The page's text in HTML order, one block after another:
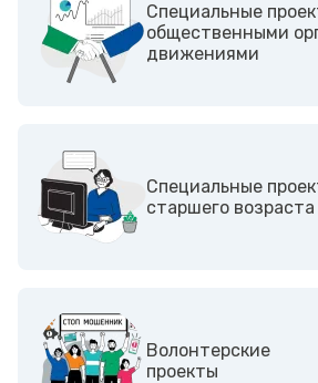
Cпециальные
общественными
движениями
Специальные
старшего возраста
Волонтерские
проекты